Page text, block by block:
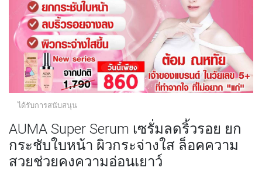
ได้รับการสนับสนุน
AUMA Super Serum เซรั่มลดริ้วรอย ยก
กระชับใบหน้า ผิวกระจ่างใส ล็อคความ
สวยช่วยคงความอ่อนเยาว์